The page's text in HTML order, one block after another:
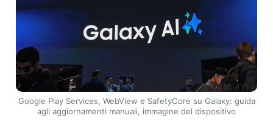
Google Play Services, WebView e SafetyCore su Galaxy: guida
agli aggiornamenti manuali, immagine del dispositivo